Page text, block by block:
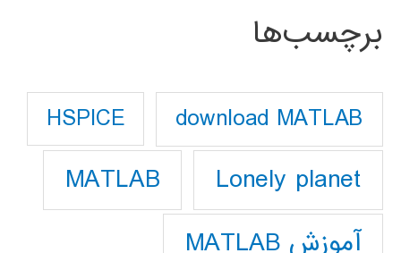
برچسب‌ها
download MATLAB
HSPICE
Lonely planet
MATLAB
آموزش MATLAB